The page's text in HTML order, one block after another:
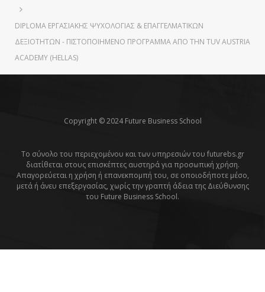
DIPLOMA ΕΡΓΑΣΙΑΚΉΣ ΨΥΧΟΛΟΓΊΑΣ & ΕΠΑΓΓΕΛΜΑΤΙΚΏΝ
ΔΕΞΙΟΤΉΤΩΝ - ΠΙΣΤΟΠΟΙΗΜΈΝΟ ΠΡΌΓΡΑΜΜΑ ΑΠΌ ΤΗΝ TUV AUSTRIA
ACADEMY (HELLAS)
Copyright © 2024 Future Business School
Το σύνολο του περιεχομένου και των υπηρεσιών του futurebs.gr
διατίθεται στους επισκέπτες αυστηρά για προσωπική χρήση.
Απαγορεύεται η χρήση ή επανεκπομπή του, σε οποιοδήποτε μέσο,
μετά ή άνευ επεξεργασίας, χωρίς την γραπτή άδεια της Διεύθυνσης
του Future Business School.